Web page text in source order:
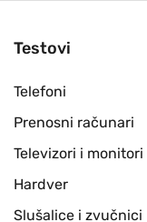
Testovi
Telefoni
Prenosni računari
Televizori i monitori
Hardver
Slušalice i zvučnici